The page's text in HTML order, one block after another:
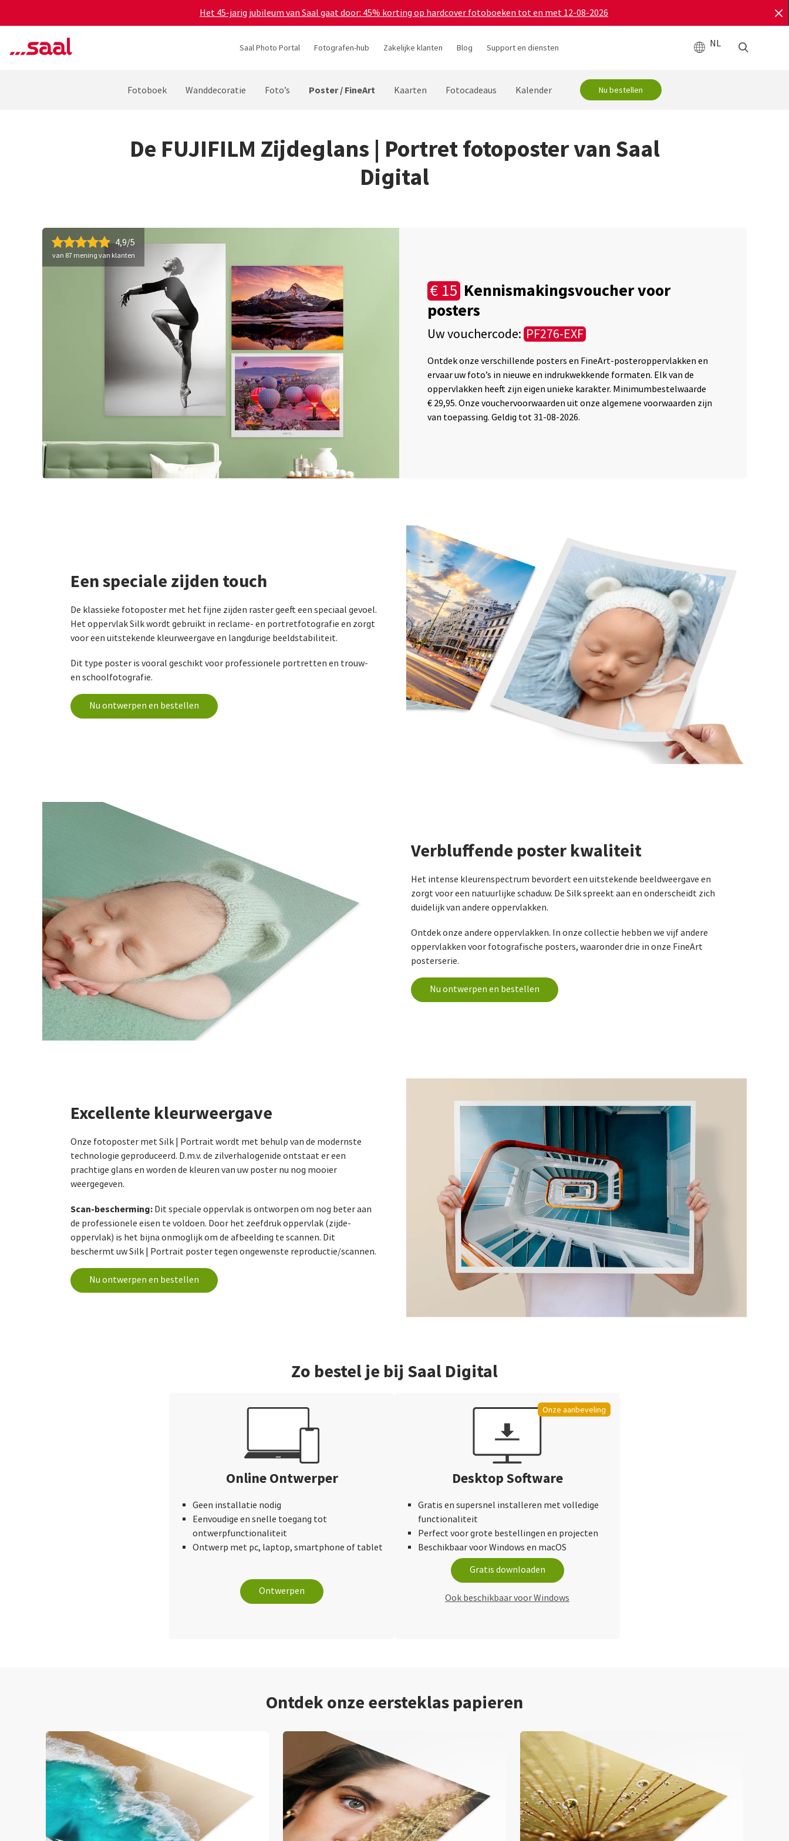
Het 45-jarig jubileum van Saal gaat door: 45% korting op hardcover fotoboeken tot en met 12-08-2026
Saal Photo Portal Fotografen-hub Zakelijke klanten Blog Support en diensten NL
Fotoboek Wanddecoratie Foto’s Poster / FineArt Kaarten Fotocadeaus Kalender Nu bestellen
De FUJIFILM Zijdeglans | Portret fotoposter van Saal
Digital
4,9/5
van 87 mening van klanten
€ 15 Kennismakingsvoucher voor
posters
Uw vouchercode: PF276-EXF
Ontdek onze verschillende posters en FineArt-posteroppervlakken en
ervaar uw foto’s in nieuwe en indrukwekkende formaten. Elk van de
oppervlakken heeft zijn eigen unieke karakter. Minimumbestelwaarde
€ 29,95. Onze vouchervoorwaarden uit onze algemene voorwaarden zijn
van toepassing. Geldig tot 31-08-2026.
Een speciale zijden touch
De klassieke fotoposter met het fijne zijden raster geeft een speciaal gevoel.
Het oppervlak Silk wordt gebruikt in reclame- en portretfotografie en zorgt
voor een uitstekende kleurweergave en langdurige beeldstabiliteit.
Dit type poster is vooral geschikt voor professionele portretten en trouw-
en schoolfotografie.
Nu ontwerpen en bestellen
Verbluffende poster kwaliteit
Het intense kleurenspectrum bevordert een uitstekende beeldweergave en
zorgt voor een natuurlijke schaduw. De Silk spreekt aan en onderscheidt zich
duidelijk van andere oppervlakken.
Ontdek onze andere oppervlakken. In onze collectie hebben we vijf andere
oppervlakken voor fotografische posters, waaronder drie in onze FineArt
posterserie.
Nu ontwerpen en bestellen
Excellente kleurweergave
Onze fotoposter met Silk | Portrait wordt met behulp van de modernste
technologie geproduceerd. D.m.v. de zilverhalogenide ontstaat er een
prachtige glans en worden de kleuren van uw poster nu nog mooier
weergegeven.
Scan-bescherming: Dit speciale oppervlak is ontworpen om nog beter aan
de professionele eisen te voldoen. Door het zeefdruk oppervlak (zijde-
oppervlak) is het bijna onmoglijk om de afbeelding te scannen. Dit
beschermt uw Silk | Portrait poster tegen ongewenste reproductie/scannen.
Nu ontwerpen en bestellen
Zo bestel je bij Saal Digital
Online Ontwerper
Geen installatie nodig
Eenvoudige en snelle toegang tot
ontwerpfunctionaliteit
Ontwerp met pc, laptop, smartphone of tablet
Ontwerpen
Onze aanbeveling
Desktop Software
Gratis en supersnel installeren met volledige
functionaliteit
Perfect voor grote bestellingen en projecten
Beschikbaar voor Windows en macOS
Gratis downloaden
Ook beschikbaar voor Windows
Ontdek onze eersteklas papieren